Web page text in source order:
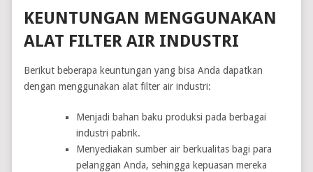
KEUNTUNGAN MENGGUNAKAN
ALAT FILTER AIR INDUSTRI
Berikut beberapa keuntungan yang bisa Anda dapatkan
dengan menggunakan alat filter air industri:
Menjadi bahan baku produksi pada berbagai
industri pabrik.
Menyediakan sumber air berkualitas bagi para
pelanggan Anda, sehingga kepuasan mereka